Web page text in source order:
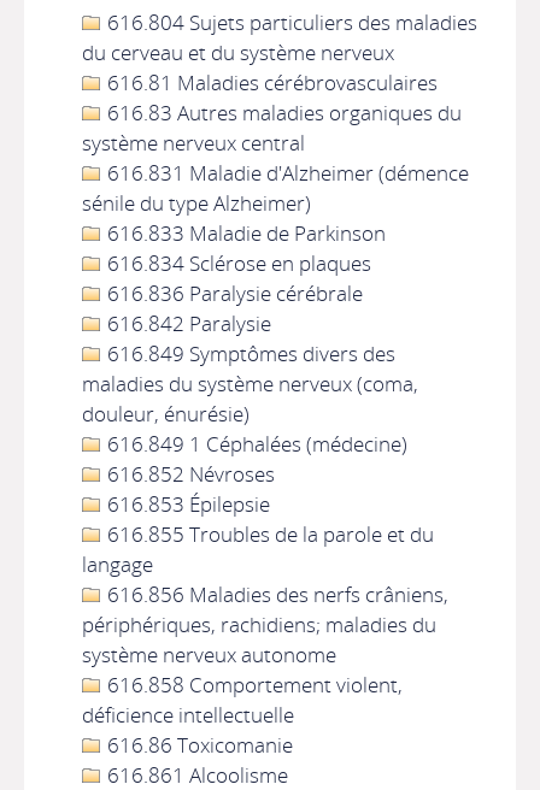
616.804 Sujets particuliers des maladies
du cerveau et du système nerveux
616.81 Maladies cérébrovasculaires
616.83 Autres maladies organiques du
système nerveux central
616.831 Maladie d'Alzheimer (démence
sénile du type Alzheimer)
616.833 Maladie de Parkinson
616.834 Sclérose en plaques
616.836 Paralysie cérébrale
616.842 Paralysie
616.849 Symptômes divers des
maladies du système nerveux (coma,
douleur, énurésie)
616.849 1 Céphalées (médecine)
616.852 Névroses
616.853 Épilepsie
616.855 Troubles de la parole et du
langage
616.856 Maladies des nerfs crâniens,
périphériques, rachidiens; maladies du
système nerveux autonome
616.858 Comportement violent,
déficience intellectuelle
616.86 Toxicomanie
616.861 Alcoolisme